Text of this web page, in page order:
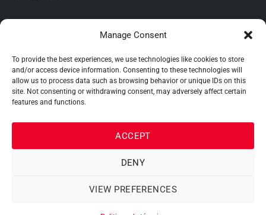
Manage Consent
To provide the best experiences, we use technologies like cookies to store
and/or access device information. Consenting to these technologies will
allow us to process data such as browsing behavior or unique IDs on this
site. Not consenting or withdrawing consent, may adversely affect certain
features and functions.
ACCEPT
DENY
VIEW PREFERENCES